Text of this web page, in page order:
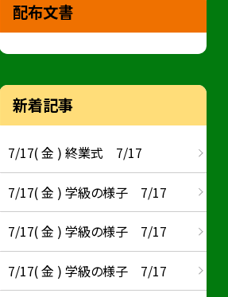
配布文書
新着記事
7/17( 金 ) 終業式 7/17
7/17( 金 ) 学級の様子 7/17
7/17( 金 ) 学級の様子 7/17
7/17( 金 ) 学級の様子 7/17